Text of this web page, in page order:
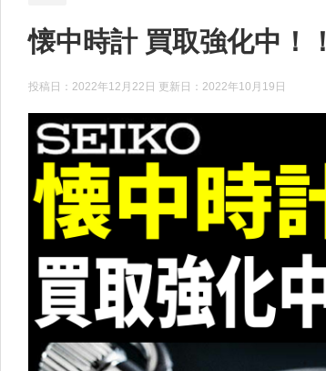
懐中時計 買取強化中！！
投稿日：2022年12月22日 更新日： 2022年10月19日